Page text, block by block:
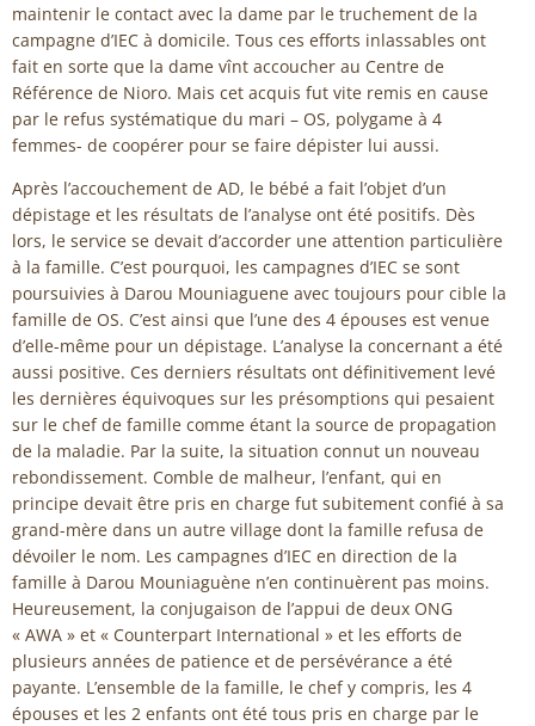
maintenir le contact avec la dame par le truchement de la
campagne d’IEC à domicile. Tous ces efforts inlassables ont
fait en sorte que la dame vînt accoucher au Centre de
Référence de Nioro. Mais cet acquis fut vite remis en cause
par le refus systématique du mari – OS, polygame à 4
femmes- de coopérer pour se faire dépister lui aussi.
Après l’accouchement de AD, le bébé a fait l’objet d’un
dépistage et les résultats de l’analyse ont été positifs. Dès
lors, le service se devait d’accorder une attention particulière
à la famille. C’est pourquoi, les campagnes d’IEC se sont
poursuivies à Darou Mouniaguene avec toujours pour cible la
famille de OS. C’est ainsi que l’une des 4 épouses est venue
d’elle-même pour un dépistage. L’analyse la concernant a été
aussi positive. Ces derniers résultats ont définitivement levé
les dernières équivoques sur les présomptions qui pesaient
sur le chef de famille comme étant la source de propagation
de la maladie. Par la suite, la situation connut un nouveau
rebondissement. Comble de malheur, l’enfant, qui en
principe devait être pris en charge fut subitement confié à sa
grand-mère dans un autre village dont la famille refusa de
dévoiler le nom. Les campagnes d’IEC en direction de la
famille à Darou Mouniaguène n’en continuèrent pas moins.
Heureusement, la conjugaison de l’appui de deux ONG
« AWA » et « Counterpart International » et les efforts de
plusieurs années de patience et de persévérance a été
payante. L’ensemble de la famille, le chef y compris, les 4
épouses et les 2 enfants ont été tous pris en charge par le